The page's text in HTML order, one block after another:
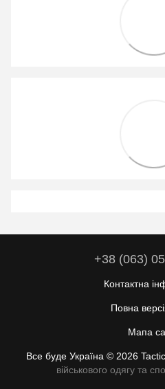
+38 (063)
Контактна
Повна
Мапа
Все буде Україна © 2026
військового одягу та